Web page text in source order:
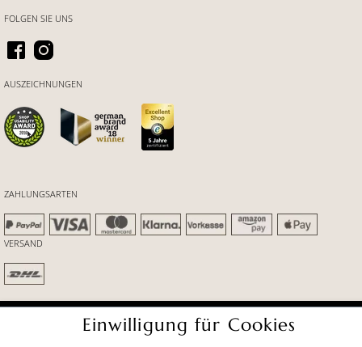
ZAHLUNGSARTEN
VERSAND
FOLGEN SIE UNS
AUSZEICHNUNGEN
© 2026 HOLZ-LEUTE
Einwilligung für Cookies